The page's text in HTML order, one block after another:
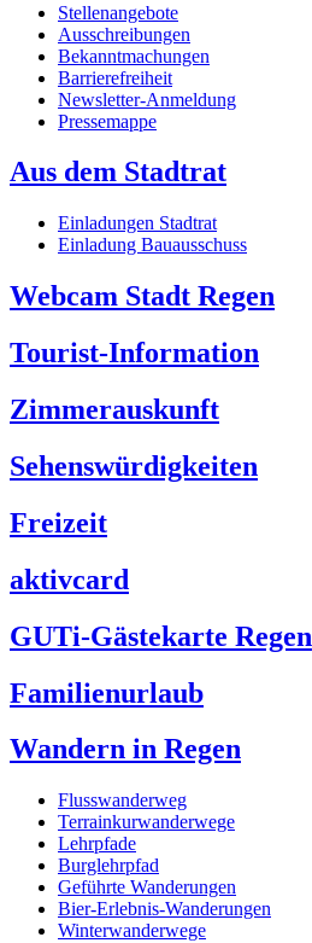
Stellenangebote
Ausschreibungen
Bekanntmachungen
Barrierefreiheit
Newsletter-Anmeldung
Pressemappe
Aus dem Stadtrat
Einladungen Stadtrat
Einladung Bauausschuss
Webcam Stadt Regen
Tourist-Information
Zimmerauskunft
Sehenswürdigkeiten
Freizeit
aktivcard
GUTi-Gästekarte Regen
Familienurlaub
Wandern in Regen
Flusswanderweg
Terrainkurwanderwege
Lehrpfade
Burglehrpfad
Geführte Wanderungen
Bier-Erlebnis-Wanderungen
Winterwanderwege